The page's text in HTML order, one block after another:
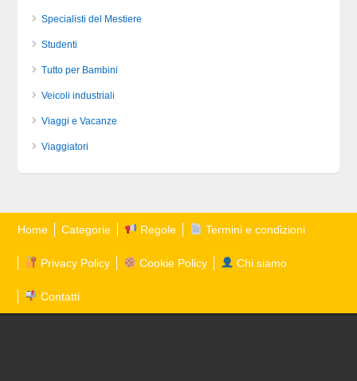
Specialisti del Mestiere
Studenti
Tutto per Bambini
Veicoli industriali
Viaggi e Vacanze
Viaggiatori
Home Categorie Regole Termini e condizioni
Privacy Policy Cookie Policy Chi siamo
Contatti